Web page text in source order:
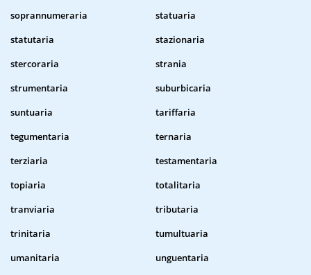
soprannumeraria
statuaria
statutaria
stazionaria
stercoraria
strania
strumentaria
suburbicaria
suntuaria
tariffaria
tegumentaria
ternaria
terziaria
testamentaria
topiaria
totalitaria
tranviaria
tributaria
trinitaria
tumultuaria
umanitaria
unguentaria